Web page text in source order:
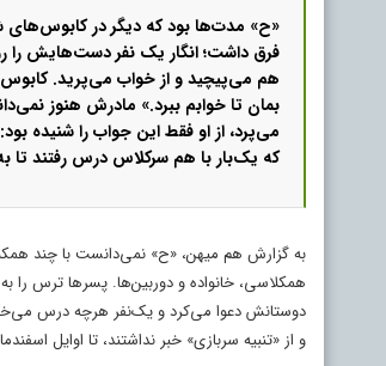
«ح» مدت‌ها بود که دیگر در کابوس‌های
فرق داشت؛ انگار یک نفر دست‌هایش را
هم می‌پیچید و از خواب می‌پرید.
می‌پرد، از او فقط این جواب را شنیده
که یک‌بار با هم سرکلاس درس رفتند تا
به گزارش هم میهن، «ح» نمی‌دانست با چند
همکلاسی، خانواده و دوربین‌ها. پسرها ترس
دوستانش دعوا می‌کرد و یک‌نفر هرچه درس
و از «تنبیه سربازی» خبر نداشتند، تا اوایل